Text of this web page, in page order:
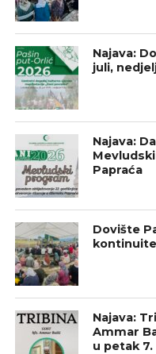
Najava:
juli,
Najava:
Papraća
Dovište
Najava:
Ammar
u petak